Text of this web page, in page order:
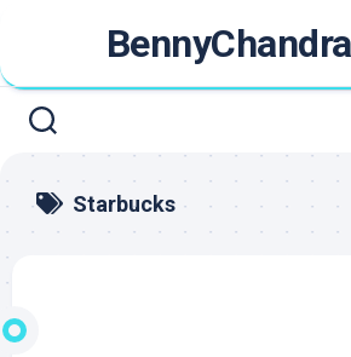
content
Starbucks